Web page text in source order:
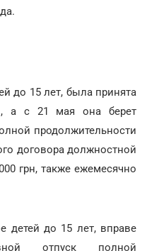
до 15 лет, была принята
а с 21 мая она берет
продолжительности
договора должностной
грн, также ежемесячно
детей до 15 лет, вправе
отпуск полной